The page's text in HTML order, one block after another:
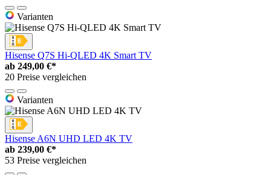
Varianten
Hisense Q7S Hi‑QLED 4K Smart TV
ab 249,00 €*
20 Preise vergleichen
Varianten
Hisense A6N UHD LED 4K TV
ab 239,00 €*
53 Preise vergleichen